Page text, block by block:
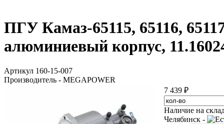
ПГУ Камаз-65115, 65116,
алюминиевый корпус,
Артикул 160-15-007
Производитель - MEGAPOWER
7 439 ₽
Наличие на
Челябинск -